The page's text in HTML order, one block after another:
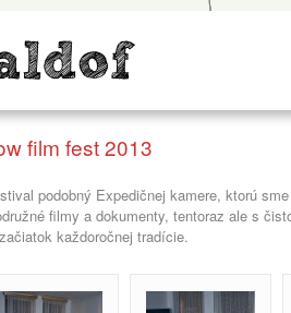
film fest 2013
podobný Expedičnej kamere, ktorú
filmy a dokumenty, tentoraz ale s
každoročnej tradície.